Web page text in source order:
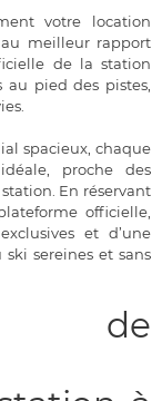
votre location
meilleur rapport
de la station
pied des pistes,
spacieux, chaque
proche des
En réservant
officielle,
et d’une
ski sereines et sans
de